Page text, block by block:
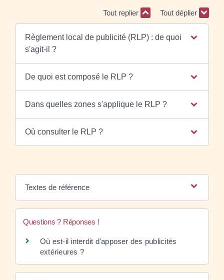
Tout replier Tout déplier
Règlement local de publicité (RLP) : de quoi
s'agit-il ?
De quoi est composé le RLP ?
Dans quelles zones s'applique le RLP ?
Où consulter le RLP ?
Textes de référence
Questions ? Réponses !
Où est-il interdit d'apposer des publicités
extérieures ?